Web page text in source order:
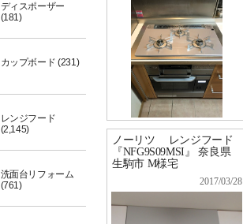
ノーリツ レンジフード
『NFG9S09MSI』 奈良県
生駒市 M様宅
2017/03/28
ディスポーザー
(181)
カップボード (231)
レンジフード
(2,145)
洗面台リフォーム
(761)